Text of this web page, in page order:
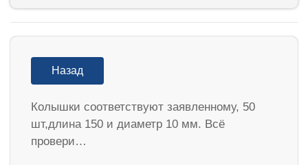
Назад
Колышки соответствуют заявленному, 50
шт,длина 150 и диаметр 10 мм. Всё
провери…